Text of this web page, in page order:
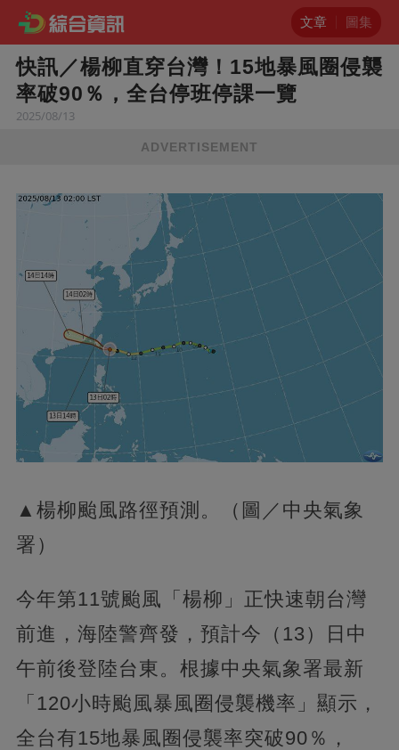
文章 圖集
快訊／楊柳直穿台灣！15地暴風圈侵襲
率破90％，全台停班停課一覽
2025/08/13
ADVERTISEMENT
▲楊柳颱風路徑預測。（圖／中央氣象
署）
今年第11號颱風「楊柳」正快速朝台灣
前進，海陸警齊發，預計今（13）日中
午前後登陸台東。根據中央氣象署最新
「120小時颱風暴風圈侵襲機率」顯示，
全台有15地暴風圈侵襲率突破90％，